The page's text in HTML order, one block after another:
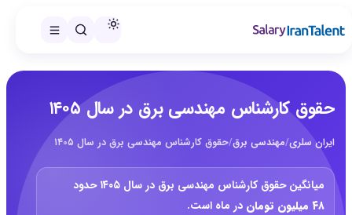
حقوق کارشناس مهندسی برق در سال ۱۴۰۵
ایران سلری/مهندسی برق/حقوق کارشناس مهندسی برق در سال ۱۴۰۵
میانگین حقوق کارشناس مهندسی برق در سال ۱۴۰۵ حدود
۴۸ میلیون تومان
در ماه است.